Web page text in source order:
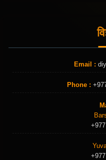
Email :
Phone :